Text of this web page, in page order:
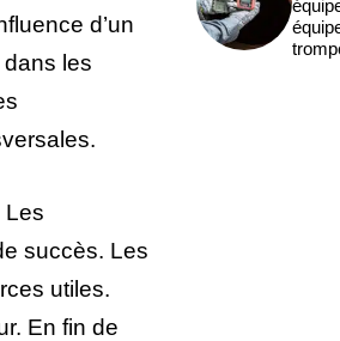
d’un
les
Les
succès. Les
utiles.
En fin de